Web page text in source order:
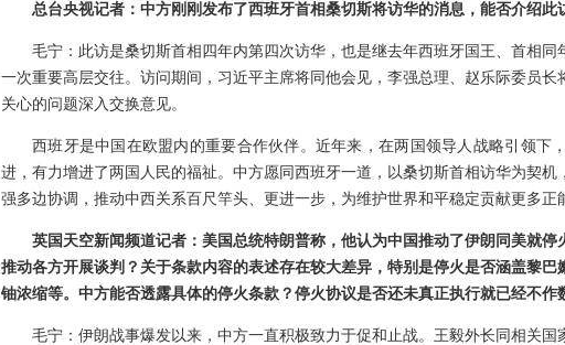
总台央视记者：中方刚刚发布了西班牙首相桑切斯将访华的消息，能否介绍此
毛宁：此访是桑切斯首相四年内第四次访华，也是继去年西班牙国王、首相
一次重要高层交往。访问期间，习近平主席将同他会见，李强总理、赵乐际委员长
关心的问题深入交换意见。
西班牙是中国在欧盟内的重要合作伙伴。近年来，在两国领导人战略引领下
进，有力增进了两国人民的福祉。中方愿同西班牙一道，以桑切斯首相访华为契
强多边协调，推动中西关系百尺竿头、更进一步，为维护世界和平稳定贡献更多正
英国天空新闻频道记者：美国总统特朗普称，他认为中国推动了伊朗同美就
推动各方开展谈判？关于条款内容的表述存在较大差异，特别是停火是否涵盖黎
铀浓缩等。中方能否透露具体的停火条款？停火协议是否还未真正执行就已经不作
毛宁：伊朗战事爆发以来，中方一直积极致力于促和止战。王毅外长同相关